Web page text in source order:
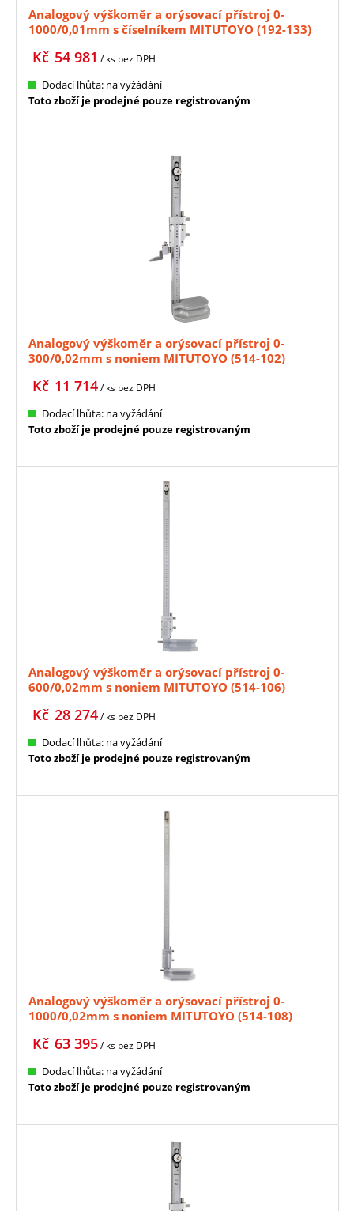
Analogový výškoměr a orýsovací přístroj 0-
1000/0,01mm s číselníkem MITUTOYO (192-133)
54 981
Kč / ks bez DPH
Dodací lhůta: na vyžádání
Toto zboží je prodejné pouze registrovaným
Analogový výškoměr a orýsovací přístroj 0-
300/0,02mm s noniem MITUTOYO (514-102)
11 714
Kč / ks bez DPH
Dodací lhůta: na vyžádání
Toto zboží je prodejné pouze registrovaným
Analogový výškoměr a orýsovací přístroj 0-
600/0,02mm s noniem MITUTOYO (514-106)
28 274
Kč / ks bez DPH
Dodací lhůta: na vyžádání
Toto zboží je prodejné pouze registrovaným
Analogový výškoměr a orýsovací přístroj 0-
1000/0,02mm s noniem MITUTOYO (514-108)
63 395
Kč / ks bez DPH
Dodací lhůta: na vyžádání
Toto zboží je prodejné pouze registrovaným